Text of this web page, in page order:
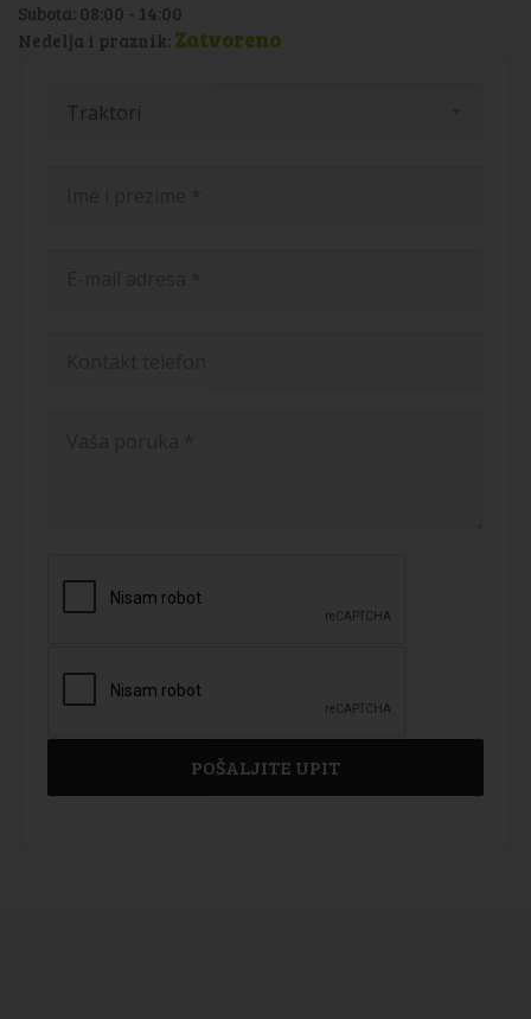
Subota: 08:00 - 14:00
Nedelja i praznik: Zatvoreno